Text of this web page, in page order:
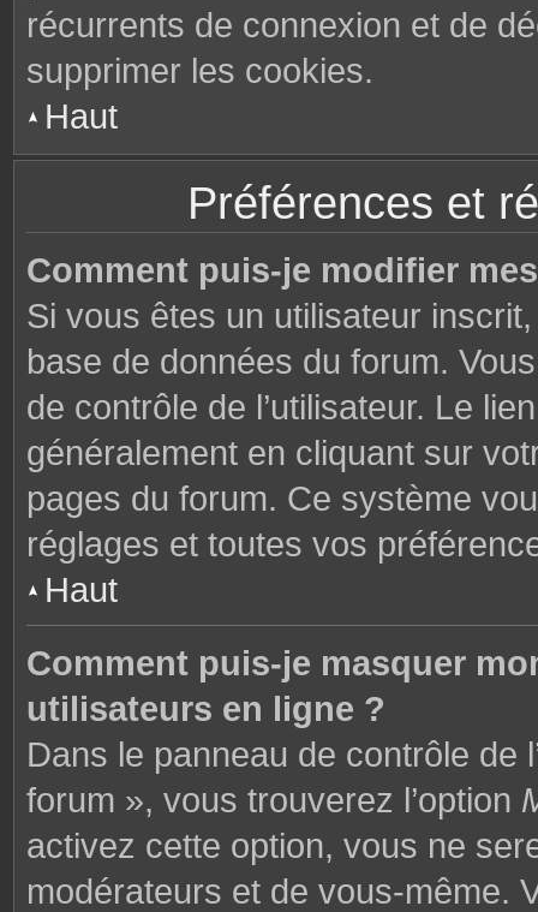
récurrents de connexion et de
supprimer les cookies.
Haut
Préférences et
Comment puis-je modifier
Si vous êtes un utilisateur
base de données du forum.
de contrôle de l’utilisateur. Le
généralement en cliquant sur
pages du forum. Ce système
réglages et toutes vos
Haut
Comment puis-je masquer
utilisateurs en ligne ?
Dans le panneau de contrôle de
forum », vous trouverez l’option
activez cette option, vous ne
modérateurs et de vous-même.